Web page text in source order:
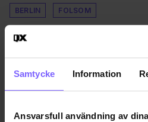
Samtycke Information
Ansvarsfull användning av
BERLIN FOLSOM